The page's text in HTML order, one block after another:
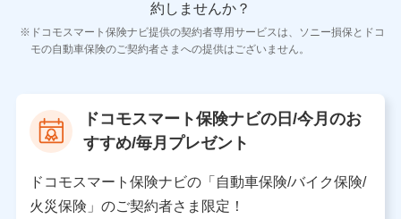
【共同して利用する者の範囲】
当社
当社又は株式会社NTTドコモが提供する保険関連サービ
スにおけるユーザ登録受付および管理のため
を受けている保険会社・提携会社の保険その他に関する
情報を提供するため、また維持管理等の委託業務遂行の
ため、またそれらに付帯、関連する当社、株式会社NTT
約しませんか？
ドコモスマート保険ナビ提供の契約者専用サービスは、ソニー損保とドコ
モの自動車保険のご契約者さまへの提供はございません。
ドコモスマート保険ナビの日/今月のお
すすめ/毎月プレゼント
ドコモスマート保険ナビの「自動車保険/バイク保険/
火災保険」のご契約者さま限定！